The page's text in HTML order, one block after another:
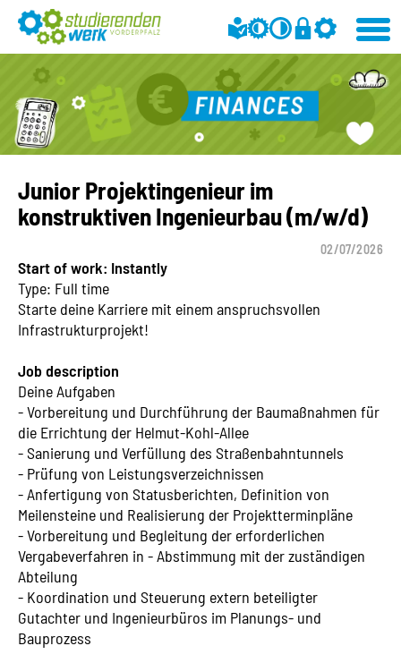
Junior Projektingenieur im
konstruktiven Ingenieurbau (m/w/d)
02/07/2026
Start of work: Instantly
Type: Full time
Starte deine Karriere mit einem anspruchsvollen
Infrastrukturprojekt!
Job description
Deine Aufgaben
- Vorbereitung und Durchführung der Baumaßnahmen für
die Errichtung der Helmut-Kohl-Allee
- Sanierung und Verfüllung des Straßenbahntunnels
- Prüfung von Leistungsverzeichnissen
- Anfertigung von Statusberichten, Definition von
Meilensteine und Realisierung der Projektterminpläne
- Vorbereitung und Begleitung der erforderlichen
Vergabeverfahren in - Abstimmung mit der zuständigen
Abteilung
- Koordination und Steuerung extern beteiligter
Gutachter und Ingenieurbüros im Planungs- und
Bauprozess